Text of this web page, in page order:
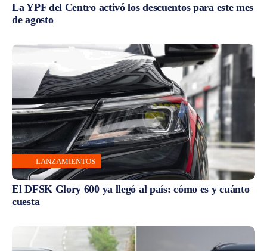
La YPF del Centro activó los descuentos para este mes
de agosto
LANZAMIENTOS
El DFSK Glory 600 ya llegó al país: cómo es y cuánto
cuesta